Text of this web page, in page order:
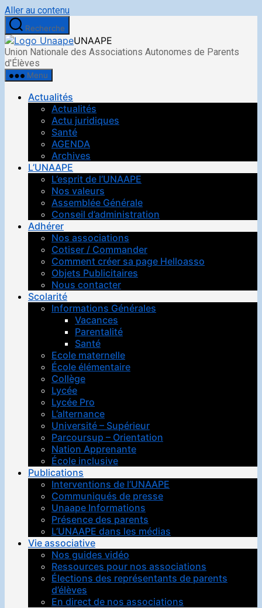
Aller au contenu
Recherche
UNAAPE
Union Nationale des Associations Autonomes de Parents
d'Élèves
Menu
Actualités
Actualités
Actu juridiques
Santé
AGENDA
Archives
L’UNAAPE
L’esprit de l’UNAAPE
Nos valeurs
Assemblée Générale
Conseil d’administration
Adhérer
Nos associations
Cotiser / Commander
Comment créer sa page Helloasso
Objets Publicitaires
Nous contacter
Scolarité
Informations Générales
Vacances
Parentalité
Santé
Ecole maternelle
École élémentaire
Collège
Lycée
Lycée Pro
L’alternance
Université – Supérieur
Parcoursup – Orientation
Nation Apprenante
École inclusive
Publications
Interventions de l’UNAAPE
Communiqués de presse
Unaape Informations
Présence des parents
L’UNAAPE dans les médias
Vie associative
Nos guides vidéo
Ressources pour nos associations
Élections des représentants de parents
d’élèves
En direct de nos associations